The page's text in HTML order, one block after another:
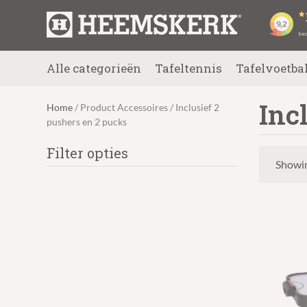
Alle categorieën Tafeltennis
Home/ Product Accessoires / Inclusief 2
pushers en 2 pucks
Filter opties